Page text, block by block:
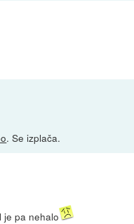
. Se izplača.
je pa nehalo